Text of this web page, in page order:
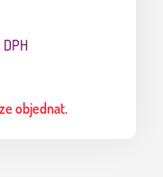
DPH
objednat.